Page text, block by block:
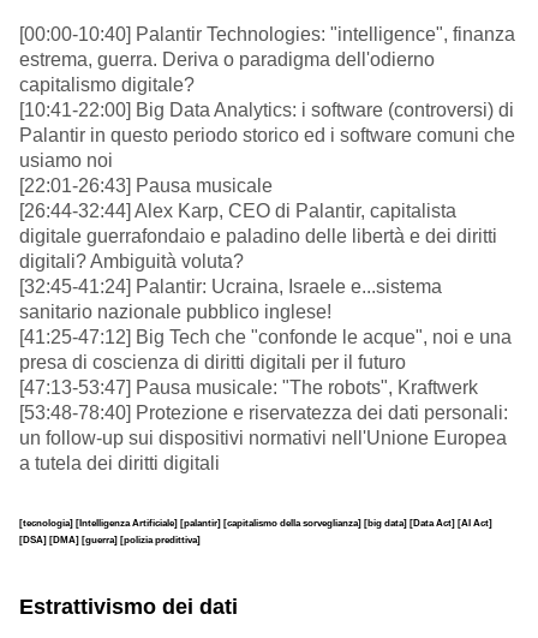
[00:00-10:40] Palantir Technologies: "intelligence", finanza
estrema, guerra. Deriva o paradigma dell'odierno
capitalismo digitale?
[10:41-22:00] Big Data Analytics: i software (controversi) di
Palantir in questo periodo storico ed i software comuni che
usiamo noi
[22:01-26:43] Pausa musicale
[26:44-32:44] Alex Karp, CEO di Palantir, capitalista
digitale guerrafondaio e paladino delle libertà e dei diritti
digitali? Ambiguità voluta?
[32:45-41:24] Palantir: Ucraina, Israele e...sistema
sanitario nazionale pubblico inglese!
[41:25-47:12] Big Tech che "confonde le acque", noi e una
presa di coscienza di diritti digitali per il futuro
[47:13-53:47] Pausa musicale: "The robots", Kraftwerk
[53:48-78:40] Protezione e riservatezza dei dati personali:
un follow-up sui dispositivi normativi nell'Unione Europea
a tutela dei diritti digitali
[tecnologia] [Intelligenza Artificiale] [palantir] [capitalismo della sorveglianza] [big data] [Data Act] [AI Act]
[DSA] [DMA] [guerra] [polizia predittiva]
Estrattivismo dei dati